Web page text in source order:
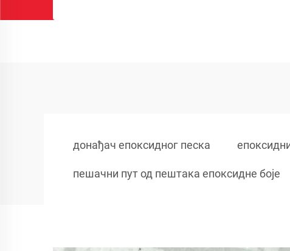
донађач епоксидног песка
пешачни пут од пештака епоксидне боје